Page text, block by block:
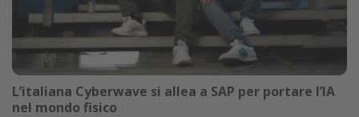
L’italiana Cyberwave si allea a SAP per portare l’IA
nel mondo fisico